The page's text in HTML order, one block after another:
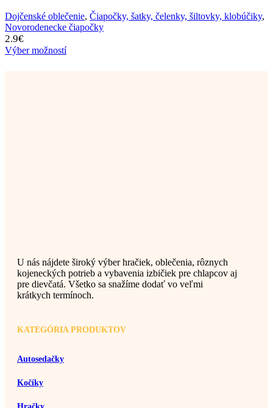
Dojčenské oblečenie, Čiapočky, šatky, čelenky, šiltovky, klobúčiky,
Novorodenecke čiapočky
2.9€
Výber možností
U nás nájdete široký výber hračiek, oblečenia, rôznych
kojeneckých potrieb a vybavenia izbičiek pre chlapcov aj
pre dievčatá. Všetko sa snažíme dodať vo veľmi
krátkych termínoch.
KATEGÓRIA PRODUKTOV
Autosedačky
Kočíky